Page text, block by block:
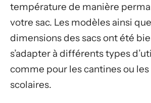
température de manière
votre sac. Les modèles ainsi
dimensions des sacs ont été
s’adapter à différents types
comme pour les cantines ou
scolaires.